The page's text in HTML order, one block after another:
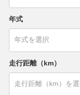
年式
走行距離（km）